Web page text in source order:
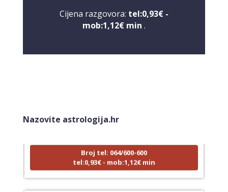
Cijena razgovora: tel:0,93€ -
mob:1,12€ min .
Nazovite astrologija.hr
astrologija, sudbinske karte, tarot
Broj tel: 064/600-600
tel:0,93€ - mob:1,12€ min